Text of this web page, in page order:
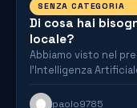
SENZA CATEGORIA
Di cosa hai
locale?
Abbiamo visto nel
l’Intelligenza
implementare un
paolo9785